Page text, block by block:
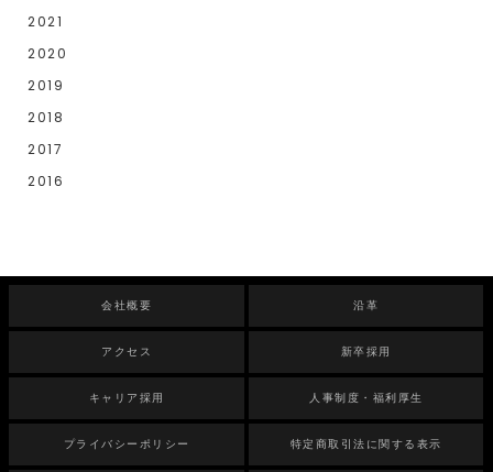
2021
2020
2019
2018
2017
2016
会社概要 沿革
アクセス 新卒採用
キャリア採用 人事制度・福利厚生
プライバシーポリシー 特定商取引法に関する表示